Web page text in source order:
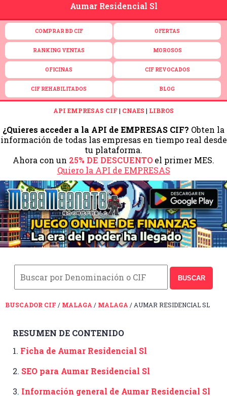
Aumar Residencial Sl
COMPRAR BD CIF OFERTAS
RANKING VENTAS MOROSOS
OFICINAS CIF REVOCADOS
CIF REHABILITADOS BLOG
API EMPRESAS CIF | CNAES | LIBROS
¿Quieres acceder a la API de EMPRESAS CIF? Obten la
información de todas las empresas en tiempo real desde
tu plataforma.
Ahora con un 25% DE DESCUENTO el primer MES.
Quiero la API de EMPRESAS
BUSCAR
BUSCADOR CIF / MALAGA / MALAGA / AUMAR RESIDENCIAL SL
RESUMEN DE CONTENIDO
1. Ficha de Aumar Residencial Sl
2. SEO para Aumar Residencial Sl
3. Información general de Aumar Residencial Sl